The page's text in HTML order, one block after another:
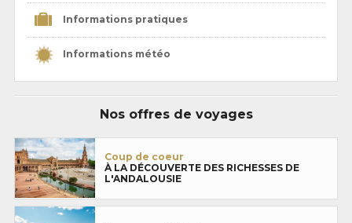
Informations pratiques
Informations météo
Nos offres de voyages
Coup de coeur
À LA DÉCOUVERTE DES RICHESSES DE
L'ANDALOUSIE